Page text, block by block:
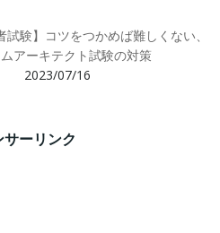
試験】コツをつかめば難しくない、
アーキテクト試験の対策
2023/07/16
サーリンク